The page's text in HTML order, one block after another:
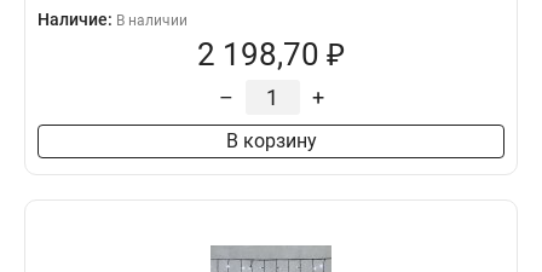
Наличие: В наличии
2 198,70 ₽
– +
В корзину